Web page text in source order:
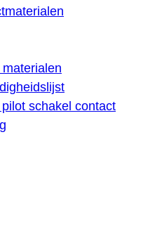
schakel contact